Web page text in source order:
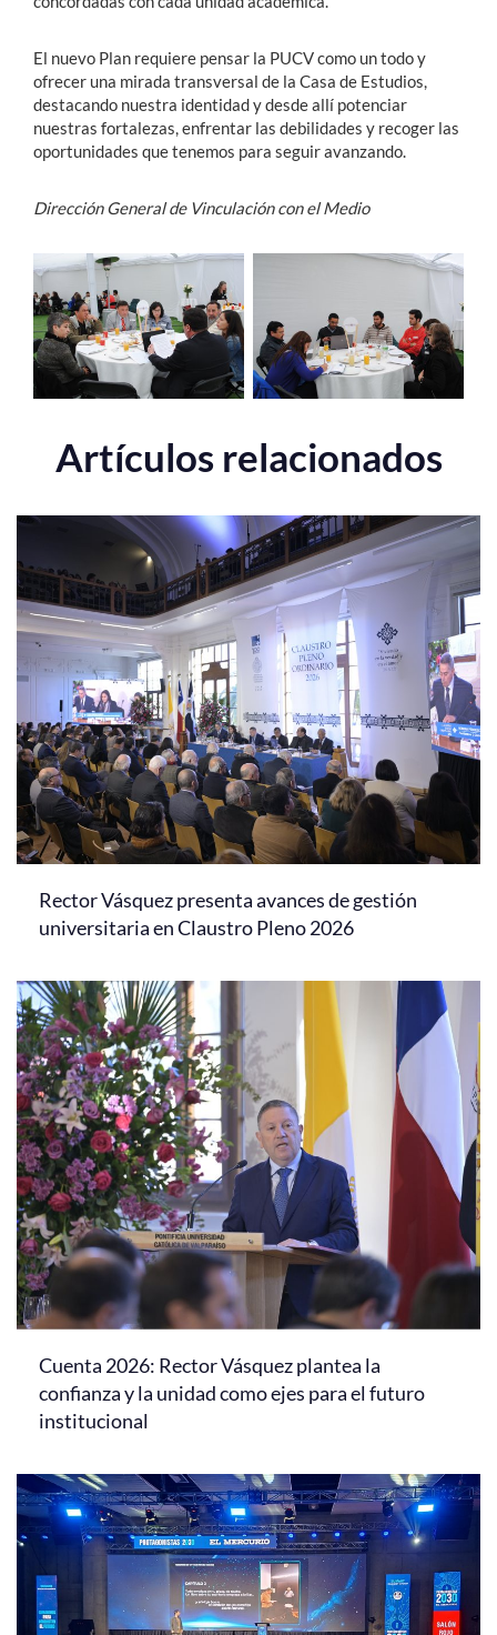
El nuevo Plan requiere pensar la PUCV como un todo y
ofrecer una mirada transversal de la Casa de Estudios,
destacando nuestra identidad y desde allí potenciar
nuestras fortalezas, enfrentar las debilidades y recoger las
oportunidades que tenemos para seguir avanzando.
Dirección General de Vinculación con el Medio
Artículos relacionados
Rector Vásquez presenta avances de gestión
universitaria en Claustro Pleno 2026
Cuenta 2026: Rector Vásquez plantea la
confianza y la unidad como ejes para el futuro
institucional